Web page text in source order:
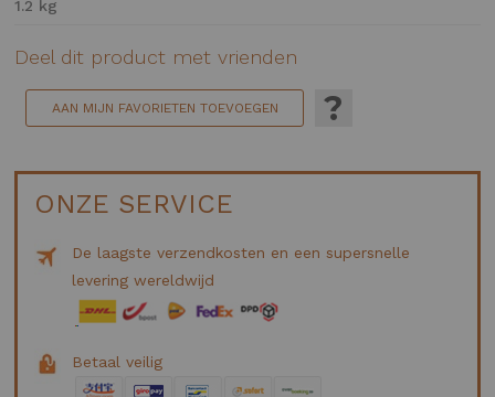
1.2 kg
Deel dit product met vrienden
AAN MIJN FAVORIETEN TOEVOEGEN ?
ONZE SERVICE
De laagste verzendkosten en een supersnelle
levering wereldwijd
Betaal veilig